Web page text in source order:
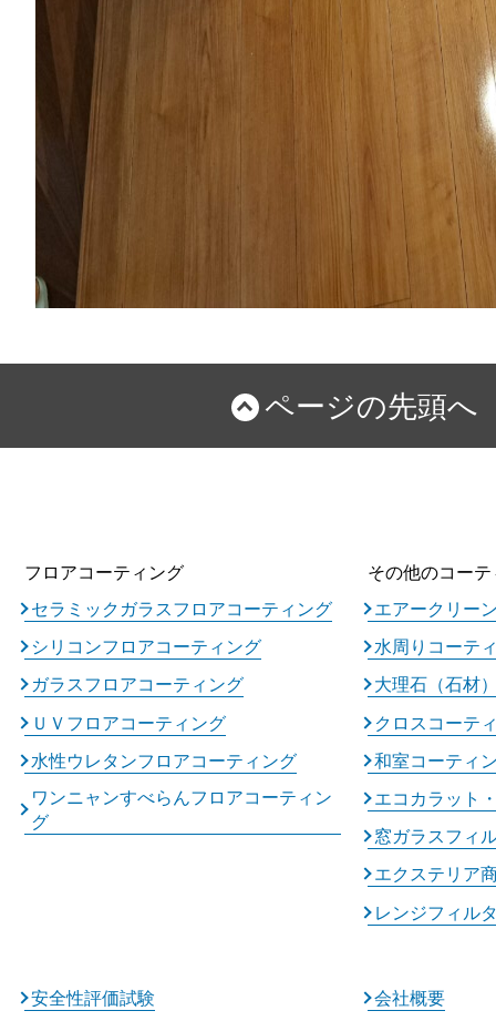
ページの先頭へ
フロアコーティング
セラミックガラスフロアコーティング
シリコンフロアコーティング
ガラスフロアコーティング
ＵＶフロアコーティング
水性ウレタンフロアコーティング
ワンニャンすべらんフロアコーティン
グ
その他のコー
エアークリー
水周りコーテ
大理石（石材
クロスコーテ
和室コーティ
エコカラット
窓ガラスフィ
エクステリア
レンジフィル
安全性評価試験 会社概要